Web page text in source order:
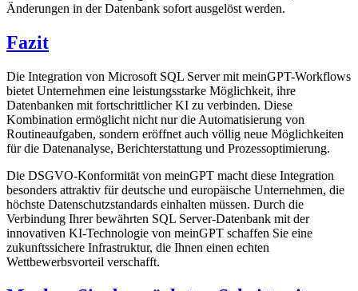
Änderungen in der Datenbank sofort ausgelöst werden.
Fazit
Die Integration von Microsoft SQL Server mit meinGPT-Workflows
bietet Unternehmen eine leistungsstarke Möglichkeit, ihre
Datenbanken mit fortschrittlicher KI zu verbinden. Diese
Kombination ermöglicht nicht nur die Automatisierung von
Routineaufgaben, sondern eröffnet auch völlig neue Möglichkeiten
für die Datenanalyse, Berichterstattung und Prozessoptimierung.
Die DSGVO-Konformität von meinGPT macht diese Integration
besonders attraktiv für deutsche und europäische Unternehmen, die
höchste Datenschutzstandards einhalten müssen. Durch die
Verbindung Ihrer bewährten SQL Server-Datenbank mit der
innovativen KI-Technologie von meinGPT schaffen Sie eine
zukunftssichere Infrastruktur, die Ihnen einen echten
Wettbewerbsvorteil verschafft.